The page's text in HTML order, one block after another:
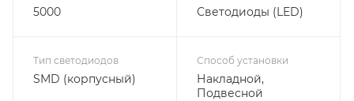
5000 Светодиоды (LED)
Тип светодиодов
SMD (корпусный)
Способ установки
Накладной,
Подвесной